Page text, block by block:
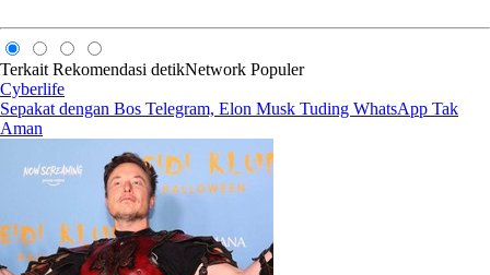
Terkait Rekomendasi detikNetwork Populer
Cyberlife
Sepakat dengan Bos Telegram, Elon Musk Tuding WhatsApp Tak
Aman